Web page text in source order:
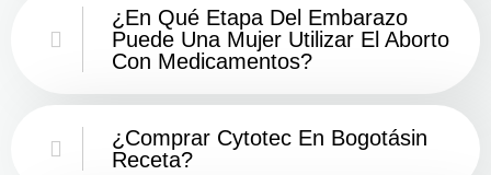
¿En Qué Etapa Del Embarazo
Puede Una Mujer Utilizar El Aborto
Con Medicamentos?
¿Comprar Cytotec En Bogotásin
Receta?